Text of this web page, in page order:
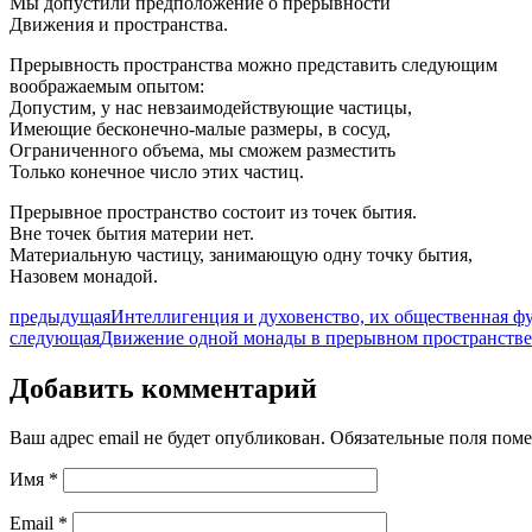
Движения и пространства.
Прерывность пространства можно представить следующим
воображаемым опытом:
Допустим, у нас невзаимодействующие частицы,
Имеющие бесконечно-малые размеры, в сосуд,
Ограниченного объема, мы сможем разместить
Только конечное число этих частиц.
Прерывное пространство состоит из точек бытия.
Вне точек бытия материи нет.
Материальную частицу, занимающую одну точку бытия,
Назовем монадой.
предыдущаяИнтеллигенция и духовенство, их общественная
следующаяДвижение одной монады в прерывном пространстве
Добавить комментарий
Ваш адрес email не будет опубликован. Обязательные поля
Имя *
Email *